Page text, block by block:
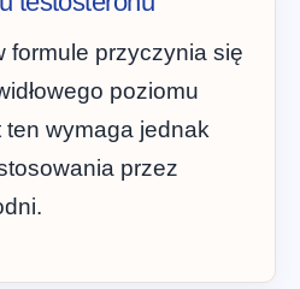
formule przyczynia się
poziomu
wymaga jednak
przez